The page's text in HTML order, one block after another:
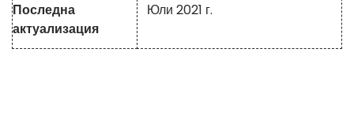
Последна
актуализация
Юли 2021 г.